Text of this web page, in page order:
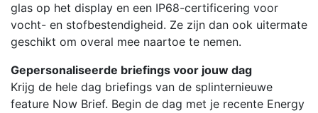
glas op het display en een IP68-certificering voor
vocht- en stofbestendigheid. Ze zijn dan ook uitermate
geschikt om overal mee naartoe te nemen.
Gepersonaliseerde briefings voor jouw dag
Krijg de hele dag briefings van de splinternieuwe
feature Now Brief. Begin de dag met je recente Energy